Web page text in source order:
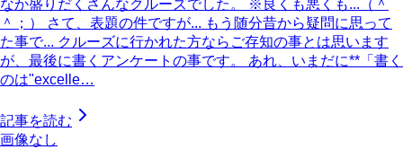
なか盛りだくさんなクルーズでした。 ※良くも悪くも...（＾
＾；） さて、表題の件ですが... もう随分昔から疑問に思って
た事で... クルーズに行かれた方ならご存知の事とは思います
が、最後に書くアンケートの事です。 あれ、いまだに**「書く
のは"excelle…
記事を読む
画像なし